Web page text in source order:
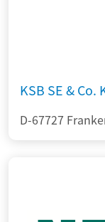
KSB SE & Co.
D-67727